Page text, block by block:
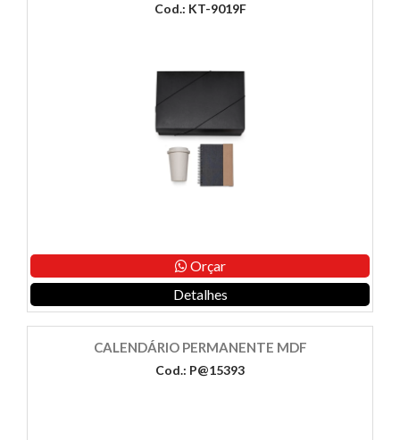
Cod.: KT-9019F
Orçar
Detalhes
CALENDÁRIO PERMANENTE MDF
Cod.: P@15393